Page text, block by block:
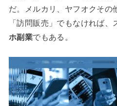
だ。メルカリ、ヤフオクその
「訪問販売」でもなければ
ホ副業でもある。